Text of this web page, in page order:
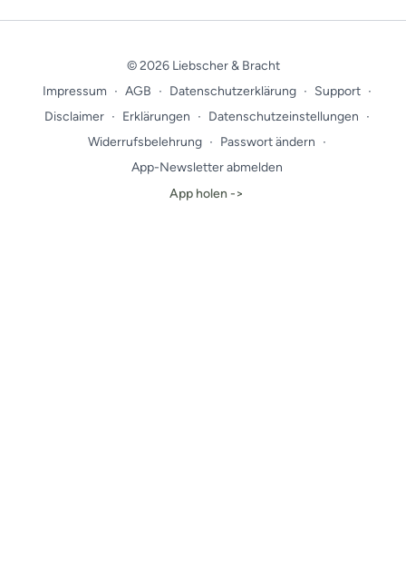
© 2026 Liebscher & Bracht
Impressum ∙ AGB ∙ Datenschutzerklärung ∙ Support ∙
Disclaimer ∙ Erklärungen ∙ Datenschutzeinstellungen ∙
Widerrufsbelehrung ∙ Passwort ändern ∙
App-Newsletter abmelden
App holen ->